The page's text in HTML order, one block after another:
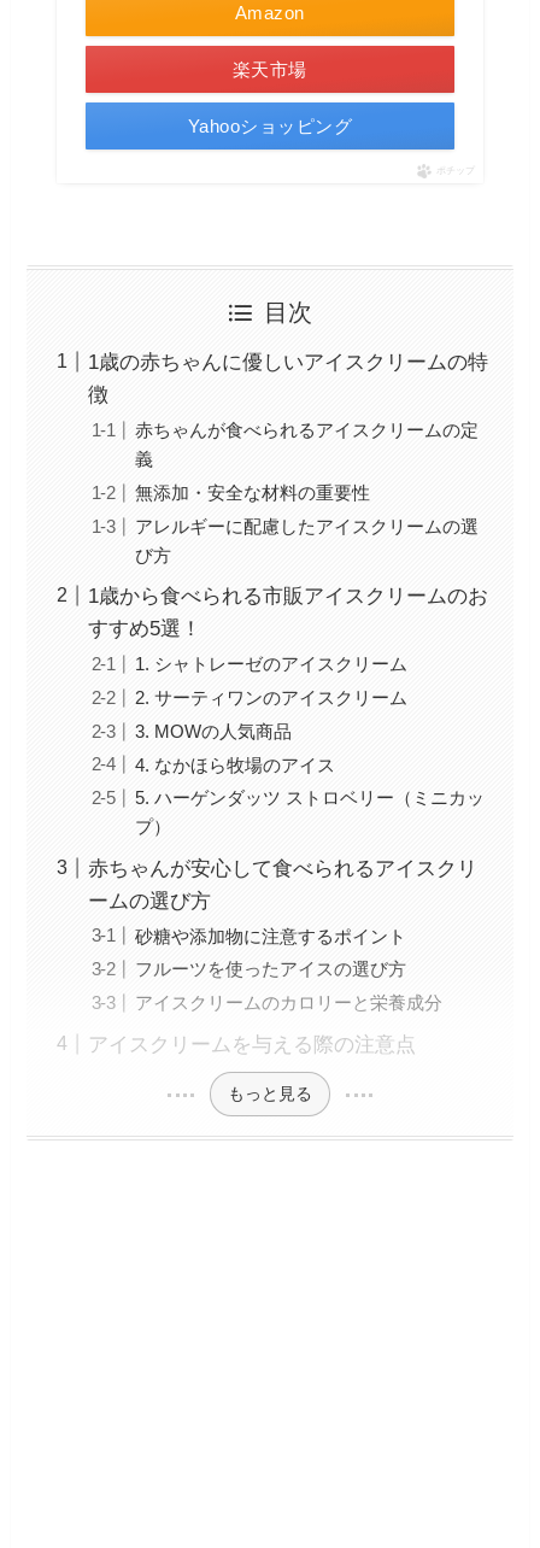
Amazon
楽天市場
Yahooショッピング
ポチップ
目次
1歳の赤ちゃんに優しいアイスクリームの特
徴
赤ちゃんが食べられるアイスクリームの定
義
無添加・安全な材料の重要性
アレルギーに配慮したアイスクリームの選
び方
1歳から食べられる市販アイスクリームのお
すすめ5選！
1. シャトレーゼのアイスクリーム
2. サーティワンのアイスクリーム
3. MOWの人気商品
4. なかほら牧場のアイス
5. ハーゲンダッツ ストロベリー（ミニカッ
プ）
赤ちゃんが安心して食べられるアイスクリ
ームの選び方
砂糖や添加物に注意するポイント
フルーツを使ったアイスの選び方
アイスクリームのカロリーと栄養成分
アイスクリームを与える際の注意点
もっと見る